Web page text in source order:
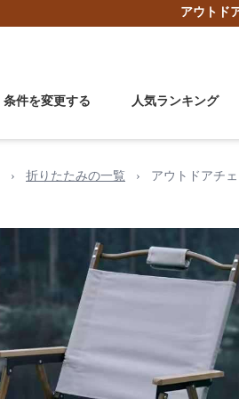
アウトド
条件を変更する 人気ランキング
› 折りたたみの一覧 › アウトドアチ